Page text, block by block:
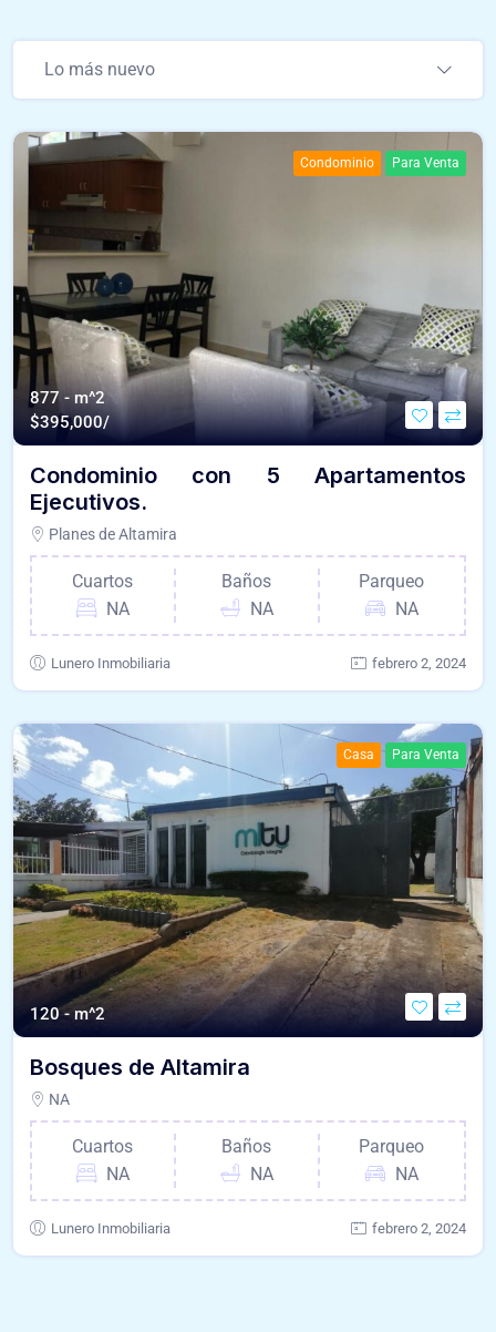
Lo más nuevo
Condominio Para Venta
877 - m^2
$395,000/
Condominio con 5 Apartamentos
Ejecutivos.
Planes de Altamira
Cuartos
NA
Baños
NA
Parqueo
NA
Lunero Inmobiliaria febrero 2, 2024
Casa Para Venta
120 - m^2
Bosques de Altamira
NA
Cuartos
NA
Baños
NA
Parqueo
NA
Lunero Inmobiliaria febrero 2, 2024